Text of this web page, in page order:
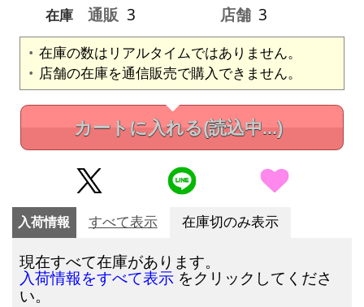
在庫
通販 3 店舗 3
在庫の数はリアルタイムではありません。
店舗の在庫を通信販売で購入できません。
カートに入れる(読込中...)
入荷情報 すべて表示 在庫切のみ表示
現在すべて在庫があります。
入荷情報をすべて表示 をクリックしてくださ
い。